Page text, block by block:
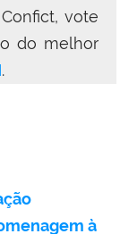
vote
do melhor
.
à